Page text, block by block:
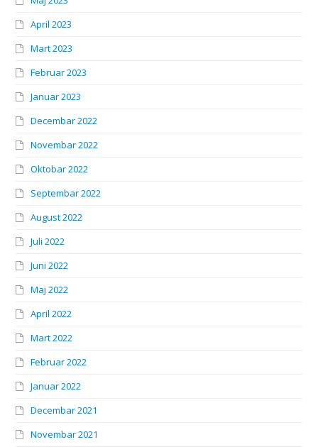
April 2023
Mart 2023
Februar 2023
Januar 2023
Decembar 2022
Novembar 2022
Oktobar 2022
Septembar 2022
August 2022
Juli 2022
Juni 2022
Maj 2022
April 2022
Mart 2022
Februar 2022
Januar 2022
Decembar 2021
Novembar 2021